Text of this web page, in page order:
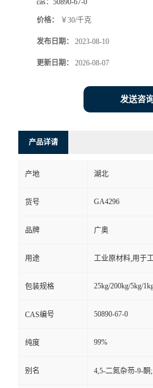
价格： ￥30/千克
发布日期： 2023-08-10
更新日期： 2026-08-07
发送咨
产品详请
产地 湖北
货号 GA4296
品牌 广奥
用途 工业原材料,用于
包装规格 25kg/200kg/5kg/
CAS编号 50890-67-0
纯度 99%
别名 4,5-二氮杂芴-9-